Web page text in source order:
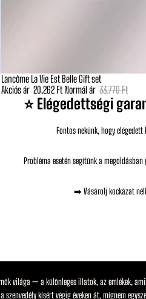
Akciós
Lancôme La Vie Est Belle Gift set
Akciós ár 20.262 Ft Normál ár 33.770 Ft
⭐ Elégedettségi
Fontos nekünk, hogy
Probléma esetén segítünk a
➡️ Vásárolj kockázat
világa — a különleges illatok, az emlékek,
szenvedély kísért végig éveken át, mígnem